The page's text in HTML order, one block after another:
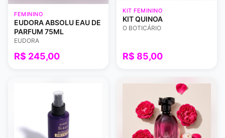
FEMININO
EUDORA ABSOLU EAU DE
PARFUM 75ML
EUDORA
R$ 245,00
KIT FEMININO
KIT QUINOA
O BOTICÁRIO
R$ 85,00